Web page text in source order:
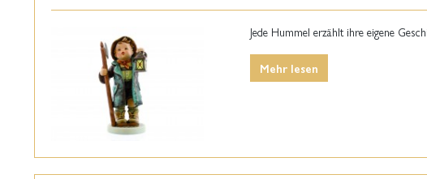
Jede Hummel erzählt ihre eigene
Mehr lesen